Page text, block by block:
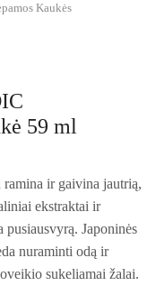
Kaukės
59 ml
ir gaivina jautrią,
ekstraktai ir
Japoninės
nuraminti odą ir
sukeliamai žalai.